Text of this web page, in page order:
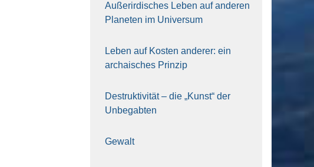
Außer­ir­di­sches Leben auf ande­ren
Pla­ne­ten im Uni­ver­sum
Leben auf Kos­ten ande­rer: ein
archai­sches Prin­zip
Destruk­ti­vi­tät – die „Kunst“ der
Unbe­gab­ten
Gewalt